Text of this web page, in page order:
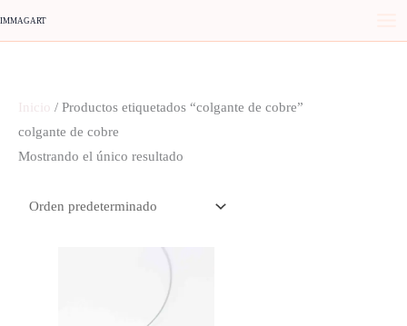
IMMAGART
Inicio / Productos etiquetados “colgante de cobre”
colgante de cobre
Mostrando el único resultado